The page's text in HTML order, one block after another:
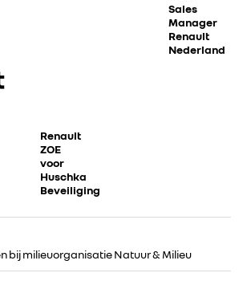
Sales
Manager
Renault
Nederland
Renault
ZOE
voor
Huschka
Beveiliging
bij milieuorganisatie Natuur & Milieu